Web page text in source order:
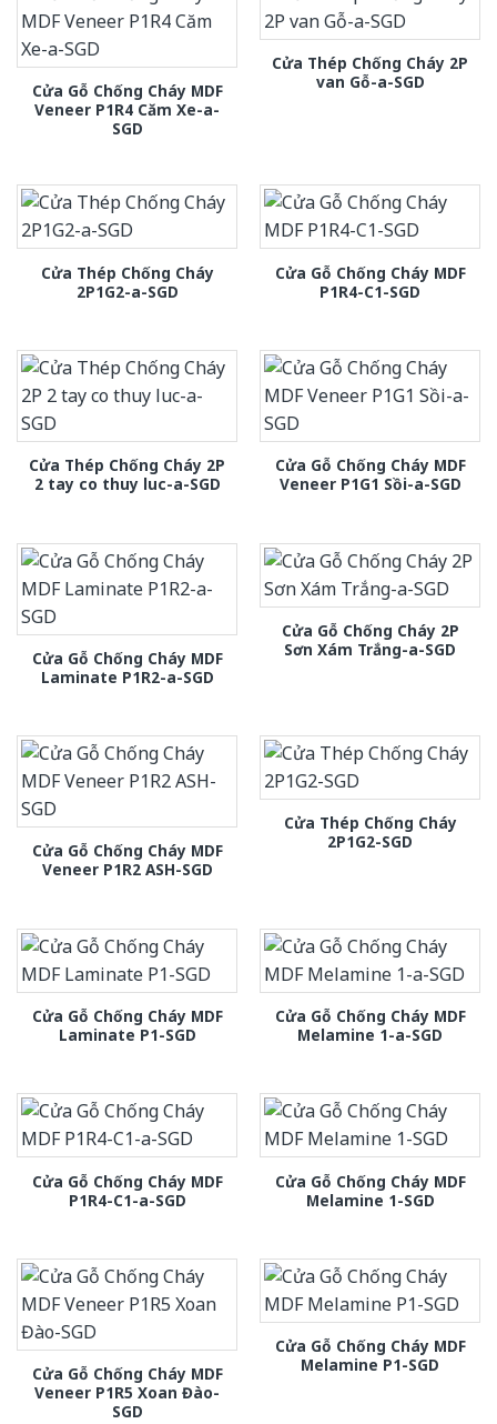
Cửa Gỗ Chống Cháy MDF
Veneer P1R4 Căm Xe-a-
SGD
Cửa Thép Chống Cháy 2P
van Gỗ-a-SGD
Cửa Thép Chống Cháy
2P1G2-a-SGD
Cửa Gỗ Chống Cháy MDF
P1R4-C1-SGD
Cửa Thép Chống Cháy 2P
2 tay co thuy luc-a-SGD
Cửa Gỗ Chống Cháy MDF
Veneer P1G1 Sồi-a-SGD
Cửa Gỗ Chống Cháy MDF
Laminate P1R2-a-SGD
Cửa Gỗ Chống Cháy 2P
Sơn Xám Trắng-a-SGD
Cửa Gỗ Chống Cháy MDF
Veneer P1R2 ASH-SGD
Cửa Thép Chống Cháy
2P1G2-SGD
Cửa Gỗ Chống Cháy MDF
Laminate P1-SGD
Cửa Gỗ Chống Cháy MDF
Melamine 1-a-SGD
Cửa Gỗ Chống Cháy MDF
P1R4-C1-a-SGD
Cửa Gỗ Chống Cháy MDF
Melamine 1-SGD
Cửa Gỗ Chống Cháy MDF
Veneer P1R5 Xoan Đào-
SGD
Cửa Gỗ Chống Cháy MDF
Melamine P1-SGD